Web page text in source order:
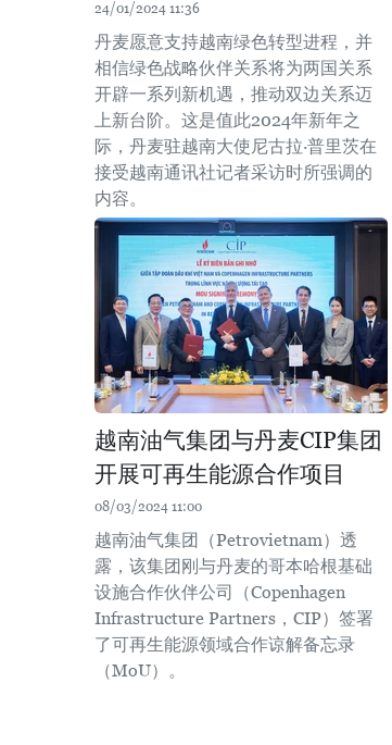
24/01/2024 11:36
丹麦愿意支持越南绿色转型进程，并
相信绿色战略伙伴关系将为两国关系
开辟一系列新机遇，推动双边关系迈
上新台阶。这是值此2024年新年之
际，丹麦驻越南大使尼古拉·普里茨在
接受越南通讯社记者采访时所强调的
内容。
越南油气集团与丹麦CIP集团
开展可再生能源合作项目
08/03/2024 11:00
越南油气集团（Petrovietnam）透
露，该集团刚与丹麦的哥本哈根基础
设施合作伙伴公司（Copenhagen
Infrastructure Partners，CIP）签署
了可再生能源领域合作谅解备忘录
（MoU）。